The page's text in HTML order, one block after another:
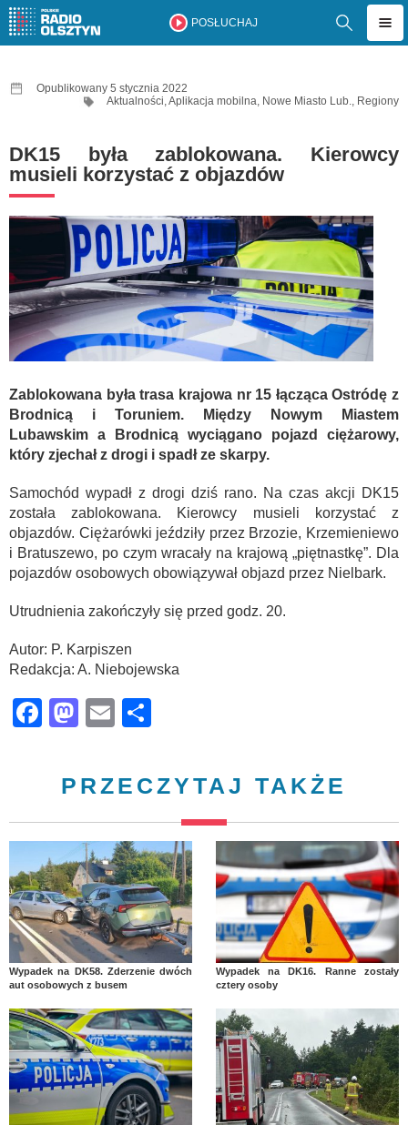
POSŁUCHAJ
Opublikowany 5 stycznia 2022
Aktualności,Aplikacja mobilna, Nowe Miasto Lub., Regiony
DK15 była zablokowana. Kierowcy
musieli korzystać z objazdów
Zablokowana była trasa krajowa nr 15 łącząca Ostródę z
Brodnicą i Toruniem. Między Nowym Miastem
Lubawskim a Brodnicą wyciągano pojazd ciężarowy,
który zjechał z drogi i spadł ze skarpy.
Samochód wypadł z drogi dziś rano. Na czas akcji DK15
została zablokowana. Kierowcy musieli korzystać z
objazdów. Ciężarówki jeździły przez Brzozie, Krzemieniewo
i Bratuszewo, po czym wracały na krajową „piętnastkę”. Dla
pojazdów osobowych obowiązywał objazd przez Nielbark.
Utrudnienia zakończyły się przed godz. 20.
Autor: P. Karpiszen
Redakcja: A. Niebojewska
Facebook
Mastodon
Email
PRZECZYTAJ TAKŻE
Wypadek na DK58. Zderzenie dwóch
aut osobowych z busem
Wypadek na DK16. Ranne zostały
cztery osoby